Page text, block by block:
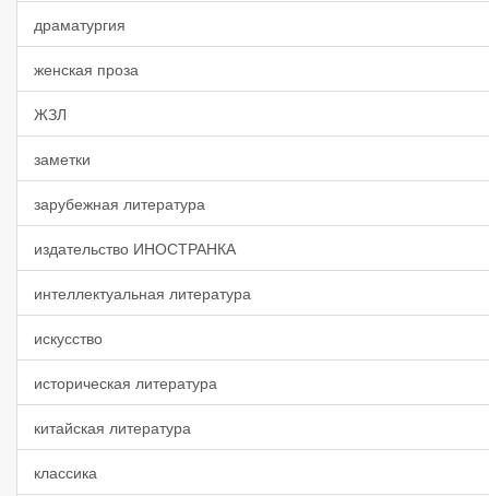
драматургия
женская проза
ЖЗЛ
заметки
зарубежная литература
издательство ИНОСТРАНКА
интеллектуальная литература
искусство
историческая литература
китайская литература
классика